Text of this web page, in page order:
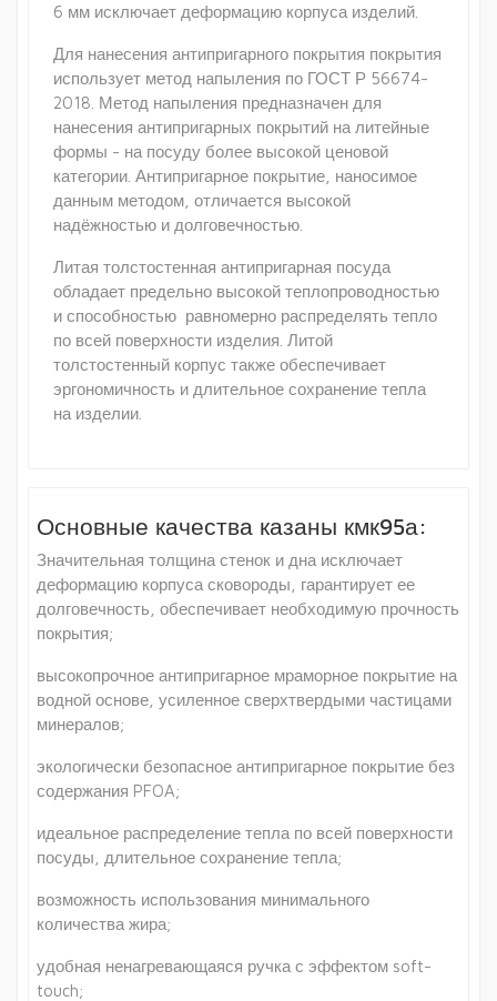
6 мм исключает деформацию корпуса изделий.
Для нанесения антипригарного покрытия покрытия
использует метод напыления по ГОСТ Р 56674-
2018. Метод напыления предназначен для
нанесения антипригарных покрытий на литейные
формы - на посуду более высокой ценовой
категории. Антипригарное покрытие, наносимое
данным методом, отличается высокой
надёжностью и долговечностью.
Литая толстостенная антипригарная посуда
обладает предельно высокой теплопроводностью
и способностью равномерно распределять тепло
по всей поверхности изделия. Литой
толстостенный корпус также обеспечивает
эргономичность и длительное сохранение тепла
на изделии.
Основные качества казаны кмк95а:
Значительная толщина стенок и дна исключает
деформацию корпуса сковороды, гарантирует ее
долговечность, обеспечивает необходимую прочность
покрытия;
высокопрочное антипригарное мраморное покрытие на
водной основе, усиленное сверхтвердыми частицами
минералов;
экологически безопасное антипригарное покрытие без
содержания PFOA;
идеальное распределение тепла по всей поверхности
посуды, длительное сохранение тепла;
возможность использования минимального
количества жира;
удобная ненагревающаяся ручка с эффектом soft-
touch;